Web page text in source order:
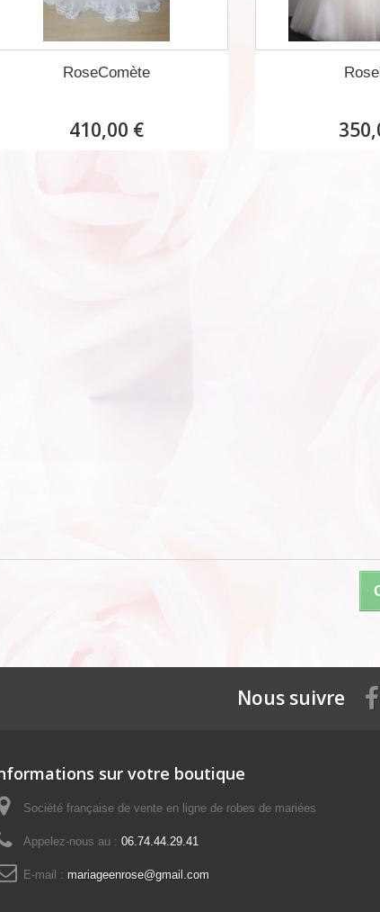
RoseComète
410,00 €
Nous suivre
sur votre boutique
Société française de vente en ligne de robes de mariées
Appelez-nous au : 06.74.44.29.41
E-mail : mariageenrose@gmail.com